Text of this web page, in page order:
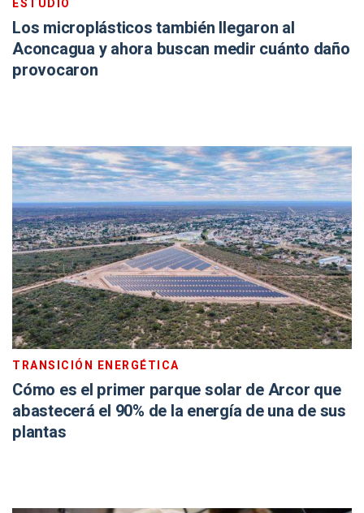
ESTUDIO
Los microplásticos también llegaron al
Aconcagua y ahora buscan medir cuánto daño
provocaron
TRANSICIÓN ENERGÉTICA
Cómo es el primer parque solar de Arcor que
abastecerá el 90% de la energía de una de sus
plantas